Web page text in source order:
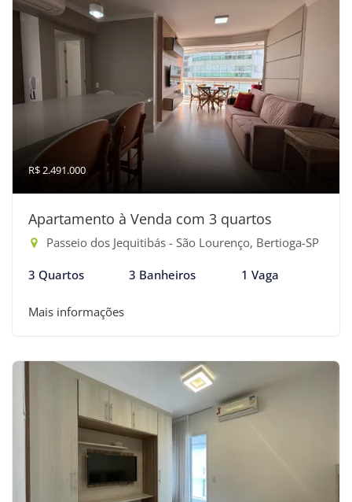
R$ 2.491.000
Apartamento à Venda com 3 quartos
Passeio dos Jequitibás - São Lourenço, Bertioga-SP
3 Quartos 3 Banheiros 1 Vaga
Mais informações